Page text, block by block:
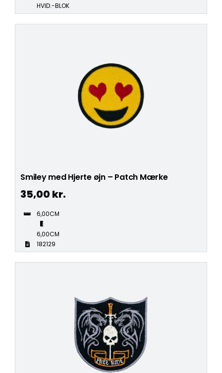
HVID.-BLOK
Smiley med Hjerte øjn – Patch Mærke
35,00 kr.
6,00CM
6,00CM
182129